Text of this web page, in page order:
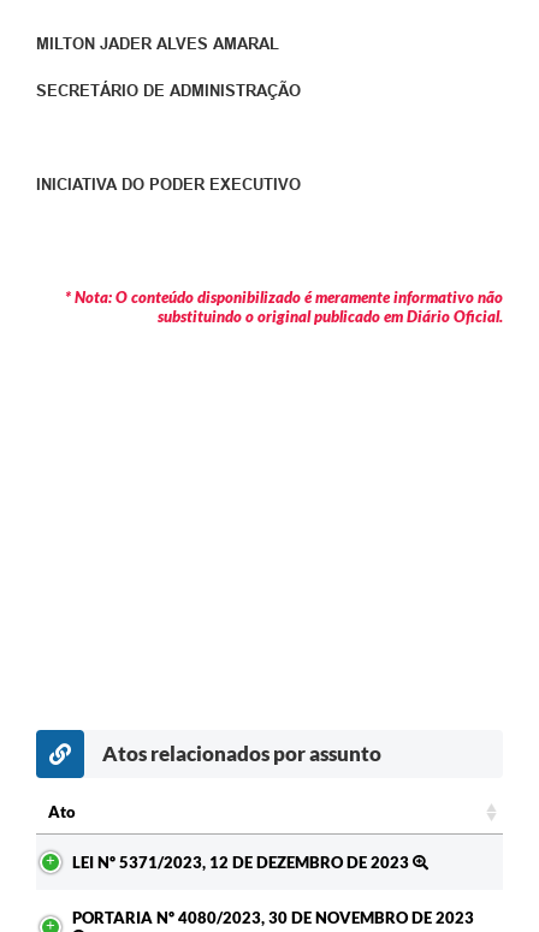
MILTON JADER ALVES AMARAL
SECRETÁRIO DE ADMINISTRAÇÃO
INICIATIVA DO PODER EXECUTIVO
* Nota: O conteúdo disponibilizado é meramente informativo não
substituindo o original publicado em Diário Oficial.
Atos relacionados por assunto
Ato
LEI Nº 5371/2023, 12 DE DEZEMBRO DE 2023
PORTARIA Nº 4080/2023, 30 DE NOVEMBRO DE 2023